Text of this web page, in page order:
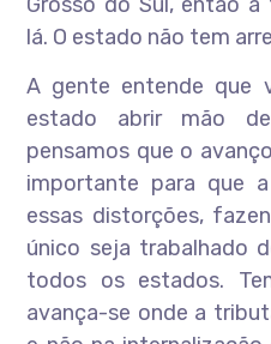
lá. O estado não tem
A gente entende que
estado abrir mão
pensamos que o
importante para que
essas distorções,
único seja trabalhado
todos os estados.
avança-se onde a